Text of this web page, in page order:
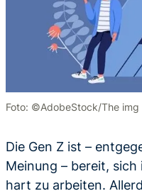
Foto: ©AdobeStock/The img
Die Gen Z ist –
Meinung – bereit,
hart zu arbeiten.